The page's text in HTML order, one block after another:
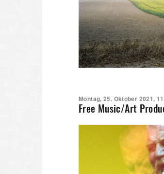
Montag, 25. Oktober 2021,
Free Music/Art